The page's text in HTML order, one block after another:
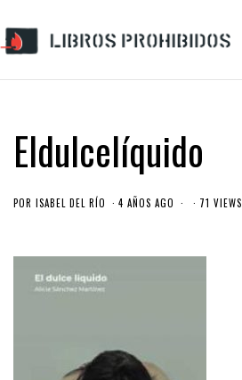
Eldulcelíquido
POR ISABEL DEL RÍO 4 AÑOS AGO 71 VIEWS